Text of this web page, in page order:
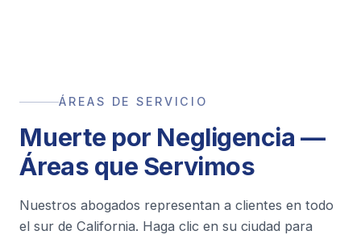
ÁREAS DE SERVICIO
Muerte por Negligencia —
Áreas que Servimos
Nuestros abogados representan a clientes en todo
el sur de California. Haga clic en su ciudad para